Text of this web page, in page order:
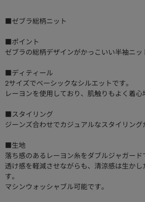
■ゼブラ総柄ニット
■ポイント
ゼブラの総柄デザインがかっこいい半袖ニッ
■ディティール
2サイズでベーシックなシルエットです。
レーヨンを使用しており、肌触りもよく着心
■スタイリング
ジーンズ合わせでカジュアルなスタイリング
■生地
落ち感のあるレーヨン糸をダブルジャガード
透け感を軽減させながらも、清涼感は生か
す。
マシンウォッシャブル可能です。